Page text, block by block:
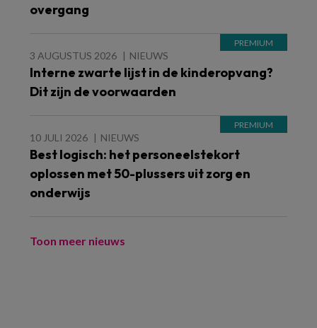
overgang
3 AUGUSTUS 2026 NIEUWS
Interne zwarte lijst in de kinderopvang?
Dit zijn de voorwaarden
10 JULI 2026 NIEUWS
Best logisch: het personeelstekort
oplossen met 50-plussers uit zorg en
onderwijs
Toon meer nieuws